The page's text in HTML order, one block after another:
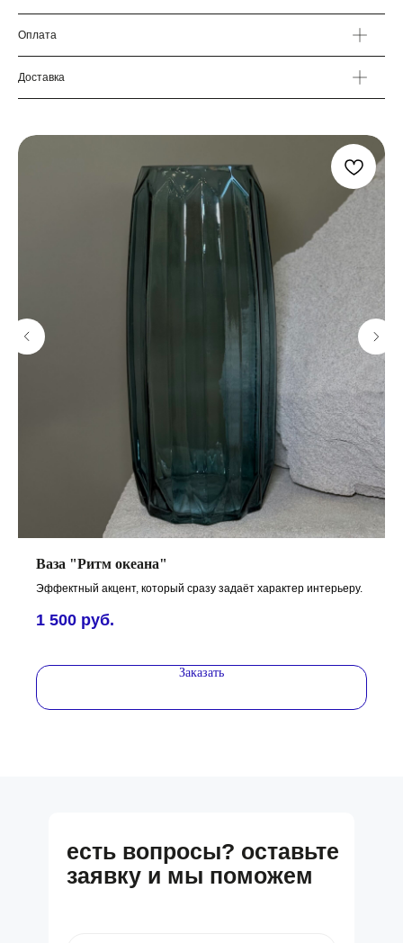
Оплата
Доставка
Ваза "Ритм океана"
Эффектный акцент, который сразу задаёт характер интерьеру.
1 500 руб.
Заказать
есть вопросы? оставьте
заявку и мы поможем